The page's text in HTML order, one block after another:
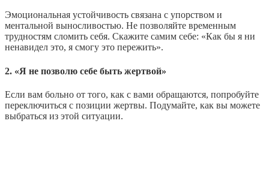
Эмоциональная устойчивость связана с упорством и
ментальной выносливостью. Не позволяйте временным
трудностям сломить себя. Скажите самим себе: «Как бы я ни
ненавидел это, я смогу это пережить».
2. «Я не позволю себе быть жертвой»
Если вам больно от того, как с вами обращаются, попробуйте
переключиться с позиции жертвы. Подумайте, как вы можете
выбраться из этой ситуации.